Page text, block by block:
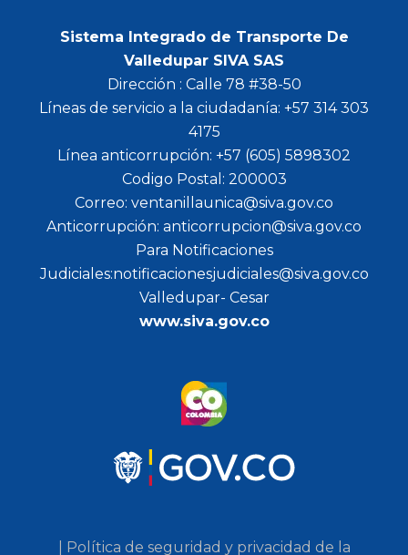
Sistema Integrado de Transporte De
Valledupar SIVA SAS
Dirección : Calle 78 #38-50
Líneas de servicio a la ciudadanía: +57 314 303
4175
Línea anticorrupción: +57 (605) 5898302
Codigo Postal: 200003
Correo: ventanillaunica@siva.gov.co
Anticorrupción: anticorrupcion@siva.gov.co
Para Notificaciones
Judiciales:notificacionesjudiciales@siva.gov.co
Valledupar- Cesar
www.siva.gov.co
| Política de seguridad y privacidad de la